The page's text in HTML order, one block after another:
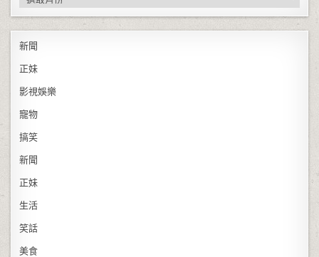
新聞
正妹
影視娛樂
寵物
搞笑
新聞
正妹
生活
笑話
美食